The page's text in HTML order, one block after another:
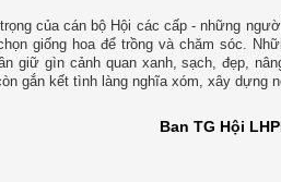
của cán bộ Hội các cấp - những
giống hoa để trồng và chăm sóc.
giữ gìn cảnh quan xanh, sạch, đẹp,
gắn kết tình làng nghĩa xóm, xây dựng
Ban TG Hội